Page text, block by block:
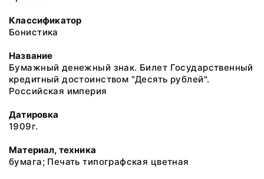
Классификатор
Бонистика
Название
Бумажный денежный знак. Билет Государственный
кредитный достоинством "Десять рублей".
Российская империя
Датировка
1909г.
Материал, техника
бумага; Печать типографская цветная